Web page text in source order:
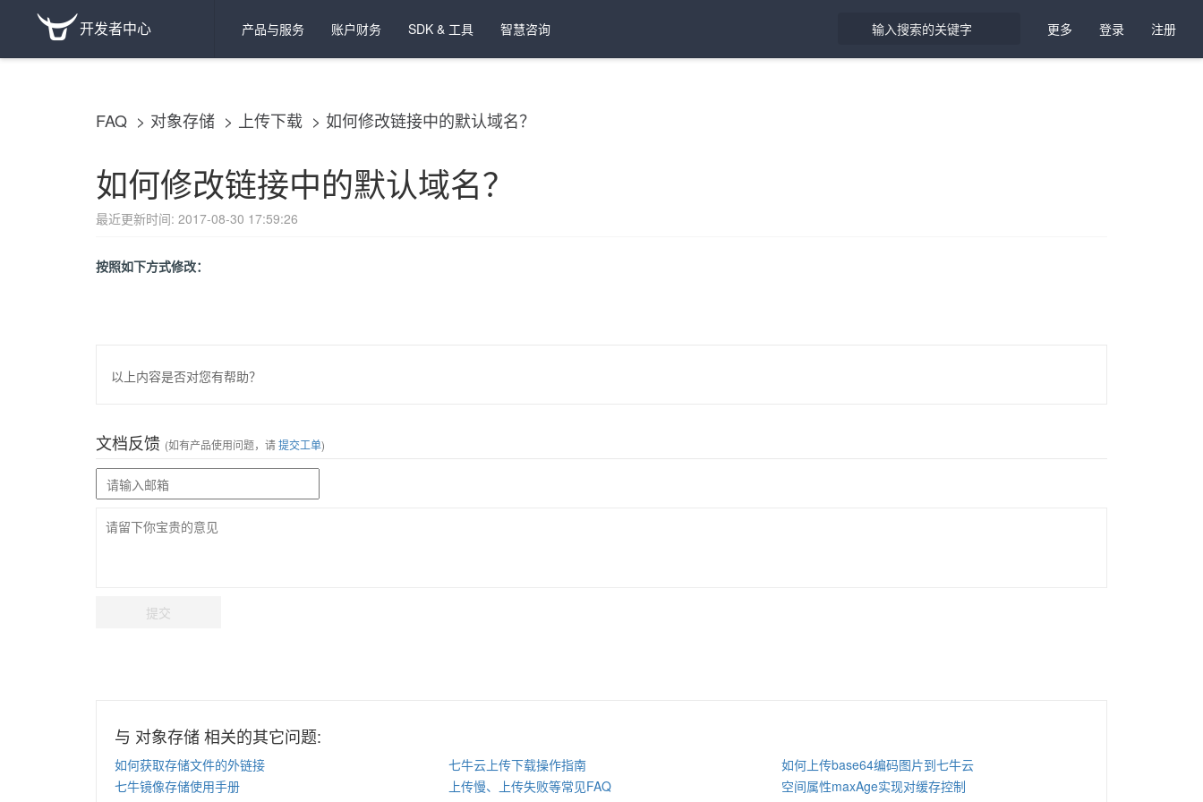
开发者中心 产品与服务 账户财务 SDK & 工具 智慧咨询 更多 登录 注册
FAQ 对象存储 上传下载 如何修改链接中的默认域名？
如何修改链接中的默认域名？
最近更新时间: 2017-08-30 17:59:26
按照如下方式修改：
以上内容是否对您有帮助？
文档反馈 (如有产品使用问题，请提交工单)
提交
与 对象存储 相关的其它问题:
如何获取存储文件的外链接 七牛云上传下载操作指南
如何上传base64编码图片到七牛云
七牛镜像存储使用手册
上传慢、上传失败等常见FAQ
空间属性maxAge实现对缓存控制